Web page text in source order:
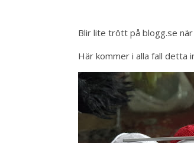
Blir lite trött på blogg.se
Här kommer i alla fall detta